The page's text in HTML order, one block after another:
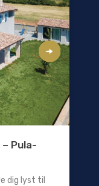
Pula-
dig lyst til